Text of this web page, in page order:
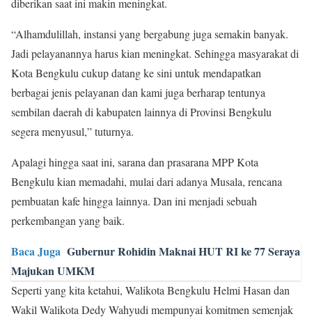
diberikan saat ini makin meningkat.
“Alhamdulillah, instansi yang bergabung juga semakin banyak.
Jadi pelayanannya harus kian meningkat. Sehingga masyarakat di
Kota Bengkulu cukup datang ke sini untuk mendapatkan
berbagai jenis pelayanan dan kami juga berharap tentunya
sembilan daerah di kabupaten lainnya di Provinsi Bengkulu
segera menyusul,” tuturnya.
Apalagi hingga saat ini, sarana dan prasarana MPP Kota
Bengkulu kian memadahi, mulai dari adanya Musala, rencana
pembuatan kafe hingga lainnya. Dan ini menjadi sebuah
perkembangan yang baik.
Baca Juga Gubernur Rohidin Maknai HUT RI ke 77 Seraya
Majukan UMKM
Seperti yang kita ketahui, Walikota Bengkulu Helmi Hasan dan
Wakil Walikota Dedy Wahyudi mempunyai komitmen semenjak